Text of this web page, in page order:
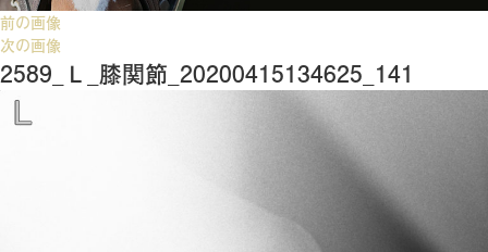
前の画像
次の画像
2589_Ｌ_膝関節_20200415134625_141